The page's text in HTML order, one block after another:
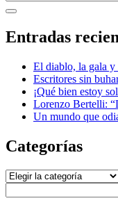
Barra
lateral
abrir
lateral
Entradas
El diablo, la gala y
Escritores sin
¡Qué bien estoy
Lorenzo Bertelli:
Un mundo que
Categorías
Categorías